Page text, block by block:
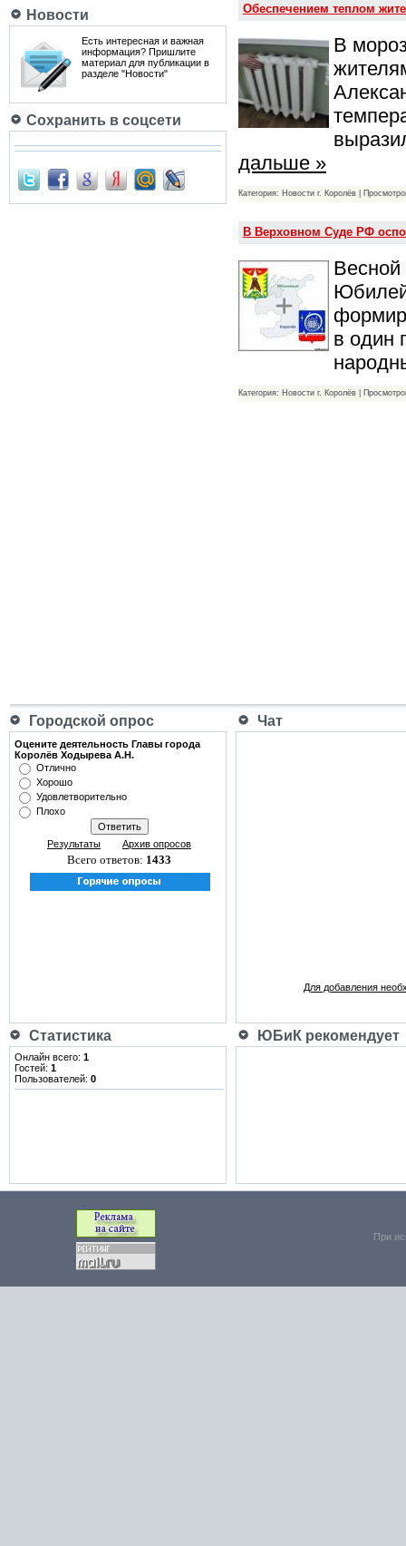
Новости
Есть интересная и важная
информация? Пришлите
материал для публикации в
разделе "Новости"
Сохранить в соцсети
Обеспечением теплом
В
дальше »
Категория: Новости г. Королёв |
В Верховном Суде РФ
Весной
в один
Категория: Новости г. Королёв |
Городской опрос Чат
Оцените деятельность Главы города
Королёв Ходырева А.Н.
Отлично
Хорошо
Удовлетворительно
Плохо
Результаты Архив опросов
Всего ответов: 1433
Для добавления
Статистика ЮБиК рекомендует
Онлайн всего: 1
Гостей: 1
Пользователей: 0
При